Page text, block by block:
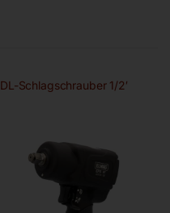
DL-Schlagschrauber 1/2′